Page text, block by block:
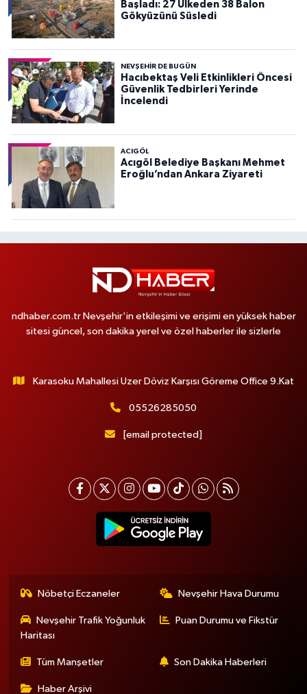
Başladı: 27 Ülkeden 38 Balon
Gökyüzünü Süsledi
NEVŞEHIR DE BUGÜN
Hacıbektaş Veli Etkinlikleri Öncesi
Güvenlik Tedbirleri Yerinde
İncelendi
ACIGÖL
Acıgöl Belediye Başkanı Mehmet
Eroğlu’ndan Ankara Ziyareti
ndhaber.com.tr Nevşehir'in etkileşimi ve erişimi en yüksek haber
sitesi güncel, son dakika yerel ve özel haberler ile sizlerle
Karasoku Mahallesi Uzer Döviz Karşısı Göreme Office 9.Kat
05526285050
[email protected]
Nöbetçi Eczaneler Nevşehir Hava Durumu
Nevşehir Trafik Yoğunluk
Haritası
Puan Durumu ve Fikstür
Tüm Manşetler Son Dakika Haberleri
Haber Arşivi